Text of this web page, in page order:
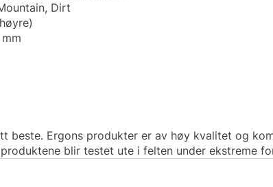
Dirt
beste. Ergons produkter er av høy kvalitet og
blir testet ute i felten under ekstreme